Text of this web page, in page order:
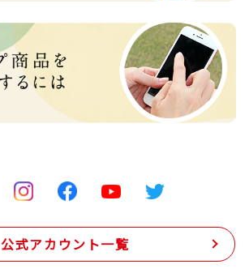
公式アカウント一覧